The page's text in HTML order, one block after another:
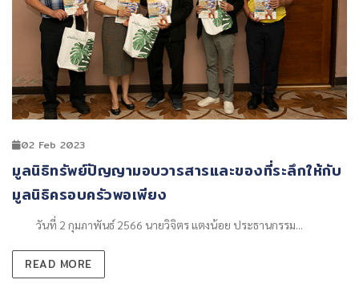
02 Feb 2023
​มูลนิธิทรัพย์ปัญญามอบวารสารและของที่ระลึกให้กับ
มูลนิธิครอบครัวพอเพียง
วันที่ 2 กุมภาพันธ์ 2566 นายวิจิตร แตงน้อย ประธานกรรม...
READ MORE